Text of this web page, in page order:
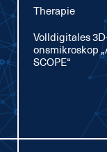
Therapie
Voll­di­gi­ta­les
ons­mi­kro­skop
SCOPE“